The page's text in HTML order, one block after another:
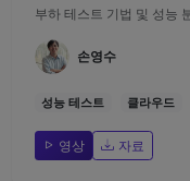
부하 테스트 기법 및 성능
손영수
성능 테스트 클라우드
영상 자료